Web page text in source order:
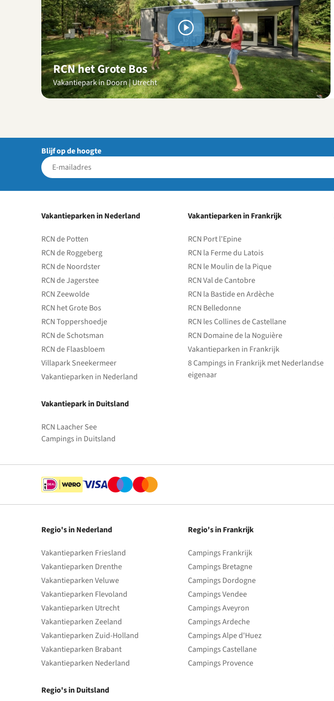
RCN het Grote Bos
Vakantiepark in Doorn | Utrecht
Bekijk
video's
Blijf op de hoogte
Vakantieparken in Nederland
RCN de Potten
RCN de Roggeberg
RCN de Noordster
RCN de Jagerstee
RCN Zeewolde
RCN het Grote Bos
RCN Toppershoedje
RCN de Schotsman
RCN de Flaasbloem
Villapark Sneekermeer
Vakantieparken in Nederland
Vakantiepark in Duitsland
RCN Laacher See
Campings in Duitsland
Vakantieparken in Frankrijk
RCN Port l'Epine
RCN la Ferme du Latois
RCN le Moulin de la Pique
RCN Val de Cantobre
RCN la Bastide en Ardèche
RCN Belledonne
RCN les Collines de Castellane
RCN Domaine de la Noguière
Vakantieparken in Frankrijk
8 Campings in Frankrijk met Nederlandse
eigenaar
Regio's in Nederland
Vakantieparken Friesland
Vakantieparken Drenthe
Vakantieparken Veluwe
Vakantieparken Flevoland
Vakantieparken Utrecht
Vakantieparken Zeeland
Vakantieparken Zuid-Holland
Vakantieparken Brabant
Vakantieparken Nederland
Regio's in Duitsland
Regio's in Frankrijk
Campings Frankrijk
Campings Bretagne
Campings Dordogne
Campings Vendee
Campings Aveyron
Campings Ardeche
Campings Alpe d'Huez
Campings Castellane
Campings Provence